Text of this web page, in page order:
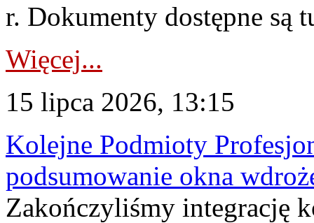
r. Dokumenty dostępne są
Więcej...
15 lipca 2026, 13:15
Kolejne Podmioty
podsumowanie okna
Zakończyliśmy integrację